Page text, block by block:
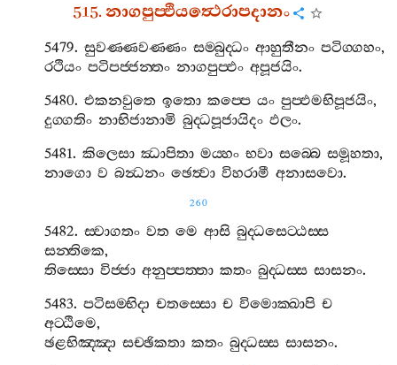
515.නාගපුප‍්ඵියත්‍ථෙරාපදානං
5479.සුවණ‍්ණවණ‍්ණං සම‍්බුද‍්ධං ආහුතීනං පටිග‍්ගහං,
රථියං පටිපජ‍්ජන‍්තං නාගපුප‍්ඵං අපූජයිං.
5480.එකනවුතෙ ඉතො කප‍්පෙ යං පුප‍්ඵමභිපූජයිං,
දුග‍්ගතිං නාභිජානාමි බුද‍්ධපූජායිදං ඵලං.
5481.කිලෙසා ඣාපිතා මය‍්හං භවා සබ‍්බෙ සමූහතා,
නාගො ව බන්‍ධනං ඡෙත්‍වා විහරාමී අනාසවො.
260
5482.ස‍්වාගතං වත මෙ ආසි බුද‍්ධසෙට‍්ඨස‍්ස
සන‍්තිකෙ,
තිස‍්සො විජ‍්ජා අනුප‍්පත‍්තා කතං බුද‍්ධස‍්ස සාසනං.
5483.පටිසම‍්භිදා චතස‍්සො ච විමොක‍්ඛාපි ච
අට‍්ඨිමෙ,
ඡළභිඤ‍්ඤා සච‍්ඡිකතා කතං බුද‍්ධස‍්ස සාසනං.